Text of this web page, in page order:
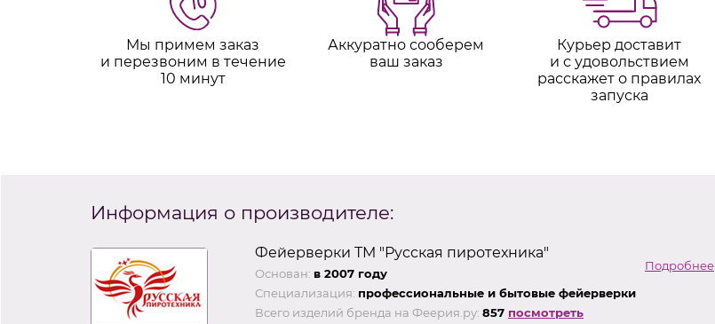
Мы примем заказ
и перезвоним в течение
10 минут
Аккуратно сооберем
ваш заказ
Курьер доставит
и с удовольствием
расскажет о правилах
запуска
Информация о производителе:
Фейерверки ТМ "Русская пиротехника"
Основан: в 2007 году
Специализация: профессиональные и бытовые фейерверки
Всего изделий бренда на Феерия.ру: 857 посмотреть
Подробнее